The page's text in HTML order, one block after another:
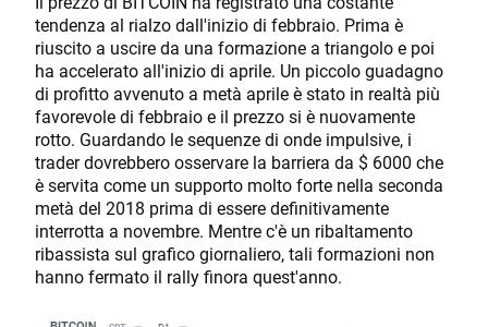
tendenza al rialzo dall'inizio di febbraio. Prima è
riuscito a uscire da una formazione a triangolo e poi
ha accelerato all'inizio di aprile. Un piccolo guadagno
di profitto avvenuto a metà aprile è stato in realtà più
favorevole di febbraio e il prezzo si è nuovamente
rotto. Guardando le sequenze di onde impulsive, i
trader dovrebbero osservare la barriera da $ 6000 che
è servita come un supporto molto forte nella seconda
metà del 2018 prima di essere definitivamente
interrotta a novembre. Mentre c'è un ribaltamento
ribassista sul grafico giornaliero, tali formazioni non
hanno fermato il rally finora quest'anno.